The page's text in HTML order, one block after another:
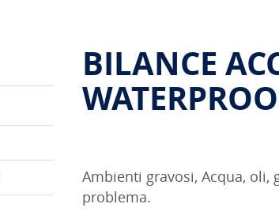
BILANCE
Ambienti gravosi, Acqua, oli,
problema.